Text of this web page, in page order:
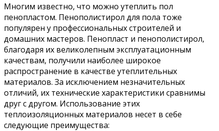
Многим известно, что можно утеплить пол
пенопластом. Пенополистирол для пола тоже
популярен у профессиональных строителей и
домашних мастеров. Пенопласт и пенополистирол,
благодаря их великолепным эксплуатационным
качествам, получили наиболее широкое
распространение в качестве утеплительных
материалов. За исключением незначительных
отличий, их технические характеристики сравнимы
друг с другом. Использование этих
теплоизоляционных материалов несет в себе
следующие преимущества: